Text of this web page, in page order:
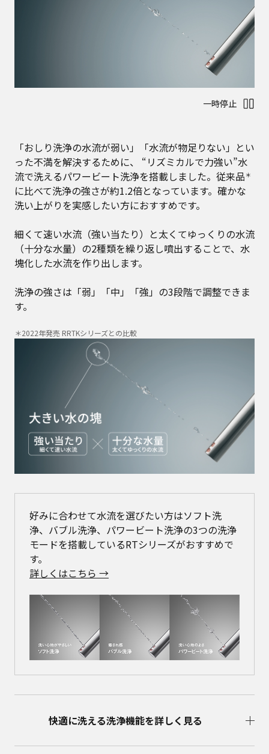
一時停止
「おしり洗浄の水流が弱い」「水流が物足りない」とい
った不満を解決するために、 “リズミカルで力強い”水
流で洗えるパワービート洗浄を搭載しました。従来品 ＊
に比べて洗浄の強さが約1.2倍となっています。確かな
洗い上がりを実感したい方におすすめです。
細くて速い水流（強い当たり）と太くてゆっくりの水流
（十分な水量）の2種類を繰り返し噴出することで、水
塊化した水流を作り出します。
洗浄の強さは「弱」「中」「強」の3段階で調整できま
す。
＊2022年発売 RRTKシリーズとの比較
好みに合わせて水流を選びたい方はソフト洗
浄、バブル洗浄、パワービート洗浄の3つの洗浄
モードを搭載しているRTシリーズがおすすめで
す。
詳しくはこちら →
快適に洗える洗浄機能を詳しく見る